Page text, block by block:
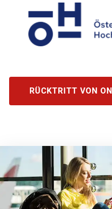
RÜCKTRITT VON